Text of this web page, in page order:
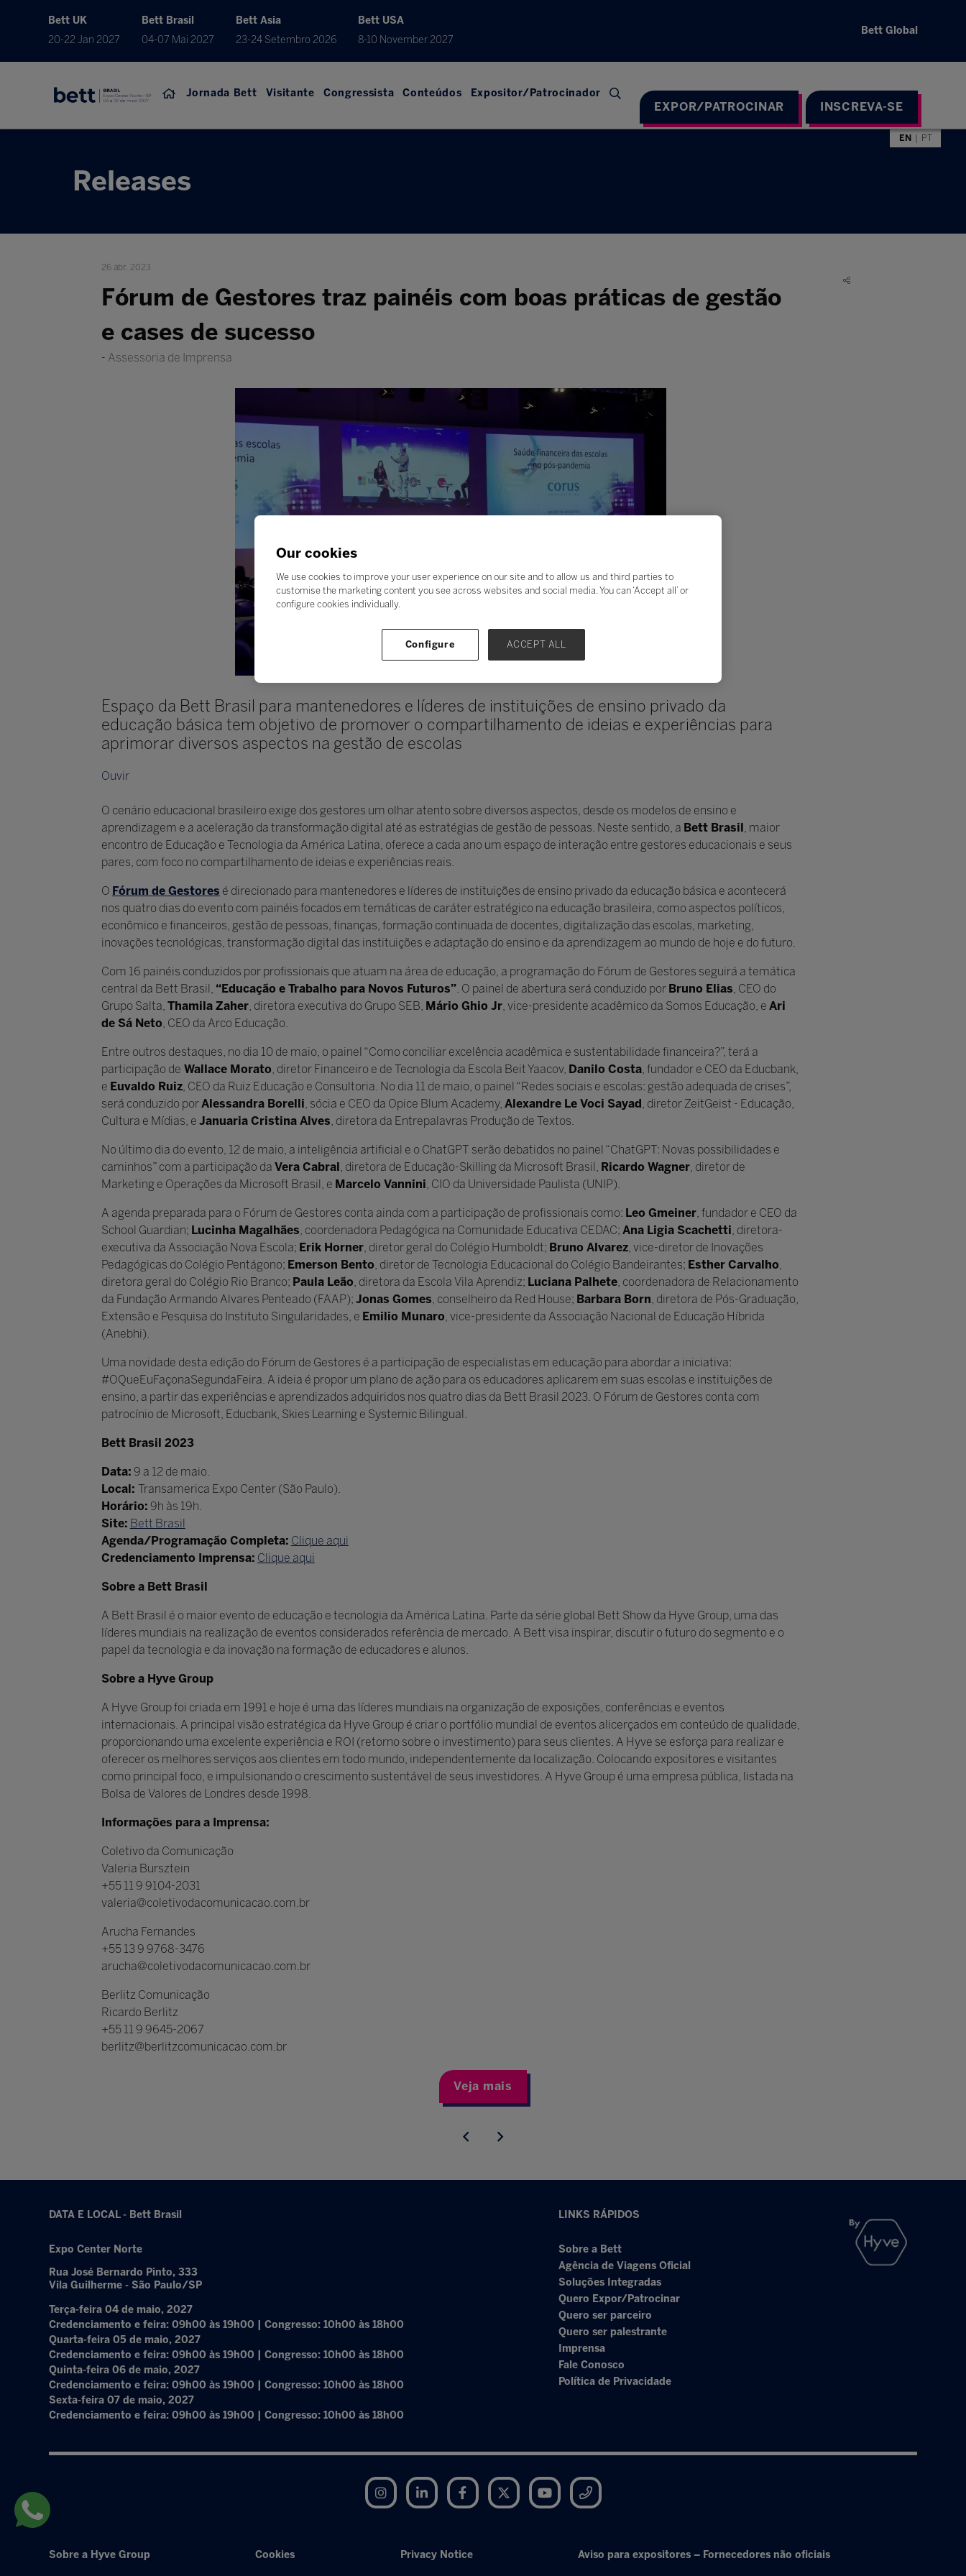
Bett UK
20-22 Jan 2027
Bett Brasil
04-07 Mai 2027
Bett Asia
23-24 Setembro 2026
Bett USA
8-10 November 2027
Bett Global
Jornada Bett Visitante Congressista Conteúdos Expositor/Patrocinador
EXPOR/PATROCINAR INSCREVA-SE
EN PT
Releases
26 abr. 2023
Fórum de Gestores traz painéis com boas práticas de gestão
e cases de sucesso
Assessoria de Imprensa
Espaço da Bett Brasil para mantenedores e líderes de instituições de ensino privado da
educação básica tem objetivo de promover o compartilhamento de ideias e experiências para
aprimorar diversos aspectos na gestão de escolas
Ouvir
O cenário educacional brasileiro exige dos gestores um olhar atento sobre diversos aspectos, desde os modelos de ensino e
aprendizagem e a aceleração da transformação digital até as estratégias de gestão de pessoas. Neste sentido, a Bett Brasil, maior
encontro de Educação e Tecnologia da América Latina, oferece a cada ano um espaço de interação entre gestores educacionais e seus
pares, com foco no compartilhamento de ideias e experiências reais.
O Fórum de Gestores é direcionado para mantenedores e líderes de instituições de ensino privado da educação básica e acontecerá
nos quatro dias do evento com painéis focados em temáticas de caráter estratégico na educação brasileira, como aspectos políticos,
econômico e financeiros, gestão de pessoas, finanças, formação continuada de docentes, digitalização das escolas, marketing,
inovações tecnológicas, transformação digital das instituições e adaptação do ensino e da aprendizagem ao mundo de hoje e do futuro.
Com 16 painéis conduzidos por profissionais que atuam na área de educação, a programação do Fórum de Gestores seguirá a temática
central da Bett Brasil, “Educação e Trabalho para Novos Futuros”. O painel de abertura será conduzido por Bruno Elias, CEO do
Grupo Salta, Thamila Zaher, diretora executiva do Grupo SEB, Mário Ghio Jr, vice-presidente acadêmico da Somos Educação, e Ari
de Sá Neto, CEO da Arco Educação.
Entre outros destaques, no dia 10 de maio, o painel “Como conciliar excelência acadêmica e sustentabilidade financeira?”, terá a
participação de Wallace Morato, diretor Financeiro e de Tecnologia da Escola Beit Yaacov, Danilo Costa, fundador e CEO da Educbank,
e Euvaldo Ruiz, CEO da Ruiz Educação e Consultoria. No dia 11 de maio, o painel “Redes sociais e escolas: gestão adequada de crises”,
será conduzido porAlessandra Borelli, sócia e CEO da Opice Blum Academy, Alexandre Le Voci Sayad, diretor ZeitGeist - Educação,
Cultura e Mídias, e Januaria Cristina Alves, diretora da Entrepalavras Produção de Textos.
No último dia do evento, 12 de maio, a inteligência artificial e o ChatGPT serão debatidos no painel “ChatGPT: Novas possibilidades e
caminhos” com a participação da Vera Cabral, diretora de Educação-Skilling da Microsoft Brasil, Ricardo Wagner, diretor de
Marketing e Operações da Microsoft Brasil, e Marcelo Vannini, CIO da Universidade Paulista (UNIP).
A agenda preparada para o Fórum de Gestores conta ainda com a participação de profissionais como: Leo Gmeiner, fundador e CEO da
School Guardian; Lucinha Magalhães, coordenadora Pedagógica na Comunidade Educativa CEDAC; Ana Ligia Scachetti, diretora-
executiva da Associação Nova Escola; Erik Horner, diretor geral do Colégio Humboldt; Bruno Alvarez, vice-diretor de Inovações
Pedagógicas do Colégio Pentágono; Emerson Bento, diretor de Tecnologia Educacional do Colégio Bandeirantes; Esther Carvalho,
diretora geral do Colégio Rio Branco; Paula Leão, diretora da Escola Vila Aprendiz; Luciana Palhete, coordenadora de Relacionamento
da Fundação Armando Alvares Penteado (FAAP); Jonas Gomes, conselheiro da Red House; Barbara Born, diretora de Pós-Graduação,
Extensão e Pesquisa do Instituto Singularidades, e Emilio Munaro, vice-presidente da Associação Nacional de Educação Híbrida
(Anebhi).
Uma novidade desta edição do Fórum de Gestores é a participação de especialistas em educação para abordar a iniciativa:
#OQueEuFaçonaSegundaFeira. A ideia é propor um plano de ação para os educadores aplicarem em suas escolas e instituições de
ensino, a partir das experiências e aprendizados adquiridos nos quatro dias da Bett Brasil 2023. O Fórum de Gestores conta com
patrocínio de Microsoft, Educbank, Skies Learning e Systemic Bilingual.
Bett Brasil 2023
Data: 9 a 12 de maio.
Local: Transamerica Expo Center (São Paulo).
Horário: 9h às 19h.
Site: Bett Brasil
Agenda/Programação Completa: Clique aqui
Credenciamento Imprensa: Clique aqui
Sobre a Bett Brasil
A Bett Brasil é o maior evento de educação e tecnologia da América Latina. Parte da série global Bett Show da Hyve Group, uma das
líderes mundiais na realização de eventos considerados referência de mercado. A Bett visa inspirar, discutir o futuro do segmento e o
papel da tecnologia e da inovação na formação de educadores e alunos.
Sobre a Hyve Group
A Hyve Group foi criada em 1991 e hoje é uma das líderes mundiais na organização de exposições, conferências e eventos
internacionais. A principal visão estratégica da Hyve Group é criar o portfólio mundial de eventos alicerçados em conteúdo de qualidade,
proporcionando uma excelente experiência e ROI (retorno sobre o investimento) para seus clientes. A Hyve se esforça para realizar e
oferecer os melhores serviços aos clientes em todo mundo, independentemente da localização. Colocando expositores e visitantes
como principal foco, e impulsionando o crescimento sustentável de seus investidores. A Hyve Group é uma empresa pública, listada na
Bolsa de Valores de Londres desde 1998.
Informações para a Imprensa:
Coletivo da Comunicação
Valeria Bursztein
+55 11 9 9104-2031
valeria@coletivodacomunicacao.com.br
Arucha Fernandes
+55 13 9 9768-3476
arucha@coletivodacomunicacao.com.br
Berlitz Comunicação
Ricardo Berlitz
+55 11 9 9645-2067
berlitz@berlitzcomunicacao.com.br
Veja mais
DATA E LOCAL - Bett Brasil
Expo Center Norte
Rua José Bernardo Pinto, 333
Vila Guilherme - São Paulo/SP
Terça-feira 04 de maio, 2027
Credenciamento e feira: 09h00 às 19h00 | Congresso: 10h00 às 18h00
Quarta-feira 05 de maio, 2027
Credenciamento e feira: 09h00 às 19h00 | Congresso: 10h00 às 18h00
Quinta-feira 06 de maio, 2027
Credenciamento e feira: 09h00 às 19h00 | Congresso: 10h00 às 18h00
Sexta-feira 07 de maio, 2027
Credenciamento e feira: 09h00 às 19h00 | Congresso: 10h00 às 18h00
LINKS RÁPIDOS
Sobre a Bett
Agência de Viagens Oficial
Soluções Integradas
Quero Expor/Patrocinar
Quero ser parceiro
Quero ser palestrante
Imprensa
Fale Conosco
Política de Privacidade
Instagram LinkedIn Facebook Twitter YouTube
Sobre a Hyve Group Cookies Privacy Notice Aviso para expositores – Fornecedores não oficiais
Our cookies
We use cookies to improve your user experience on our site and to allow us and third parties to
customise the marketing content you see across websites and social media. You can ‘Accept all’ or
configure cookies individually.
Configure ACCEPT ALL